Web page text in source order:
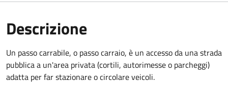
Descrizione
Un passo carrabile, o passo carraio, è un accesso da una strada
pubblica a un'area privata (cortili, autorimesse o parcheggi)
adatta per far stazionare o circolare veicoli.